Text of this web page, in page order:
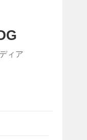
ィア